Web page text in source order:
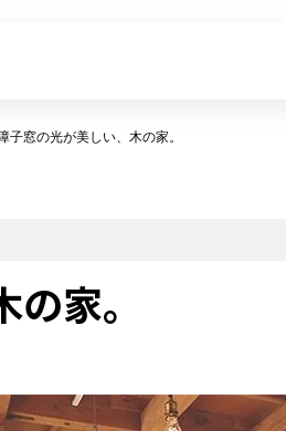
子窓の光が美しい、木の家。
家。